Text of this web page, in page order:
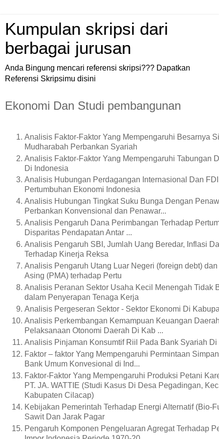
Kumpulan skripsi dari
berbagai jurusan
Anda Bingung mencari referensi skripsi??? Dapatkan
Referensi Skripsimu disini
Ekonomi Dan Studi pembangunan
Analisis Faktor-Faktor Yang Mempengaruhi Besarnya
Mudharabah Perbankan Syariah
Analisis Faktor-Faktor Yang Mempengaruhi Tabungan
Di Indonesia
Analisis Hubungan Perdagangan Internasional Dan
Pertumbuhan Ekonomi Indonesia
Analisis Hubungan Tingkat Suku Bunga Dengan
Perbankan Konvensional dan Penawar...
Analisis Pengaruh Dana Perimbangan Terhadap
Disparitas Pendapatan Antar ...
Analisis Pengaruh SBI, Jumlah Uang Beredar, Inflasi
Terhadap Kinerja Reksa
Analisis Pengaruh Utang Luar Negeri (foreign debt)
Asing (PMA) terhadap Pertu
Analisis Peranan Sektor Usaha Kecil Menengah Tidak
dalam Penyerapan Tenaga Kerja
Analisis Pergeseran Sektor - Sektor Ekonomi Di
Analisis Perkembangan Kemampuan Keuangan
Pelaksanaan Otonomi Daerah Di Kab ...
Analisis Pinjaman Konsumtif Riil Pada Bank Syariah Di
Faktor – faktor Yang Mempengaruhi Permintaan
Bank Umum Konvesional di Ind...
Faktor-Faktor Yang Mempengaruhi Produksi Petani
PT. JA. WATTIE (Studi Kasus Di Desa Pegadingan,
Kabupaten Cilacap)
Kebijakan Pemerintah Terhadap Energi Alternatif (Bio-
Sawit Dan Jarak Pagar
Pengaruh Komponen Pengeluaran Agregat Terhadap